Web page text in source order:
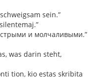
sein.”
и молчаливыми.”
was darin steht,
tion, kio estas skribita